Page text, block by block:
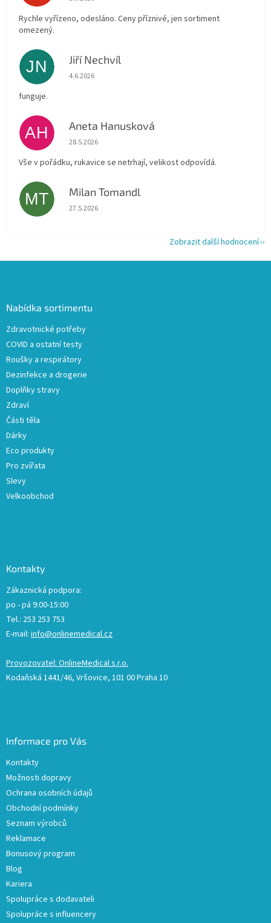
Rychle vyřízeno, odesláno. Ceny příznivé, jen sortiment
omezený.
JN Jiří Nechvíl
Hodnocení obchodu je 5 z 5 hvězdiček.
4.6.2026
funguje.
AH Aneta Hanusková
Hodnocení obchodu je 5 z 5 hvězdiček.
28.5.2026
Vše v pořádku, rukavice se netrhají, velikost odpovídá.
MT Milan Tomandl
Hodnocení obchodu je 5 z 5 hvězdiček.
27.5.2026
Zobrazit další hodnocení
Nabídka sortimentu
Zdravotnické potřeby
COVID a ostatní testy
Roušky a respirátory
Dezinfekce a drogerie
Doplňky stravy
Zdraví
Části těla
Dárky
Eco produkty
Pro zvířata
Slevy
Velkoobchod
Kontakty
Zákaznická podpora:
po - pá 9:00-15:00
Tel.: 253 253 753
E-mail: info@onlinemedical.cz
Provozovatel: OnlineMedical s.r.o.
Kodaňská 1441/46, Vršovice, 101 00 Praha 10
Informace pro Vás
Kontakty
Možnosti dopravy
Ochrana osobních údajů
Obchodní podmínky
Seznam výrobců
Reklamace
Bonusový program
Blog
Kariera
Spolupráce s dodavateli
Spolupráce s influencery